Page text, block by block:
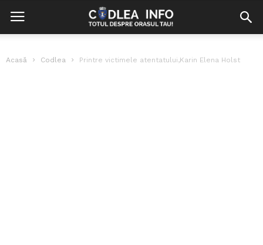
Acasă Codlea Printre victimele atentatului,Karin Elena Holst